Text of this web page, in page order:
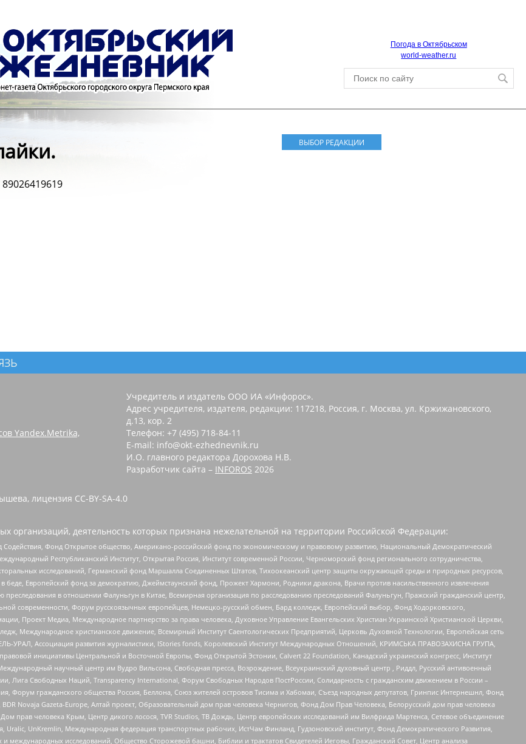
Погода в Октябрьском
world-weather.ru
ВЫБОР РЕДАКЦИИ
Yandex.Metrika,
Учредитель и издатель ООО ИА «Инфорос».
Адрес учредителя, издателя, редакции: 117218, Россия, г. Москва, ул. Кржижановского,
д.13, кор. 2
Телефон: +7 (495) 718-84-11
E-mail: info@okt-ezhednevnik.ru
И.О. главного редактора Дорохова Н.В.
Разработчик сайта – INFOROS 2026
лицензия CC-BY-SA-4.0
деятельность которых признана нежелательной на территории Российской Федерации:
Фонд Открытое общество, Американо-российский фонд по экономическому и правовому развитию, Национальный Демократический
Республиканский Институт, Открытая Россия, Институт современной России, Черноморский фонд регионального сотрудничества,
исследований, Германский фонд Маршалла Соединенных Штатов, Тихоокеанский центр защиты окружающей среды и природных ресурсов,
беде, Европейский фонд за демократию, Джеймстаунский фонд, Прожект Хармони, Родники дракона, Врачи против насильственного извлечения
в отношении Фалуньгун в Китае, Всемирная организация по расследованию преследований Фалуньгун, Пражский гражданский центр,
современности, Форум русскоязычных европейцев, Немецко-русский обмен, Бард колледж, Европейский выбор, Фонд Ходорковского,
Проект Медиа, Международное партнерство за права человека, Духовное Управление Евангельских Христиан Украинской Христианской Церкви,
Международное христианское движение, Всемирный Институт Саентологических Предприятий, Церковь Духовной Технологии, Европейская сеть
Ассоциация развития журналистики, IStories fonds, Королевский Институт Международных Отношений, КРИМСЬКА ПРАВОЗАХИСНА ГРУПА,
инициативы Центральной и Восточной Европы, Фонд Открытой Эстонии, Calvert 22 Foundation, Канадский украинский конгресс, Институт
научный центр им Вудро Вильсона, Свободная пресса, Возрождение, Всеукраинский духовный центр , Риддл, Русский антивоенный
Лига Свободных Наций, Transparеncy International, Форум Свободных Народов ПостРоссии, Солидарность с гражданским движением в России –
Форум гражданского общества Россия, Беллона, Союз жителей островов Тисима и Хабомаи, Съезд народных депутатов, Гринпис Интернешнл, Фонд
Novaja Gazeta-Europe, Алтай проект, Образовательный дом прав человека Чернигов, Фонд Дом Прав Человека, Белорусский дом прав человека
прав человека Крым, Центр дикого лосося, TVR Studios, ТВ Дождь, Центр европейских исследований им Вилфрида Мартенса, Сетевое объединение
UnKremlin, Международная федерация транспортных рабочих, ИстЧам Финланд, Гудзоновский институт, Фонд Демократического Развития,
международных исследований, Общество Сторожевой башни, Библии и трактатов Свидетелей Иеговы, Гражданский Совет, Центр анализа